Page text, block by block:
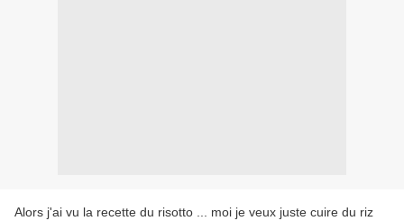
Alors j'ai vu la recette du risotto ... moi je veux juste cuire du riz